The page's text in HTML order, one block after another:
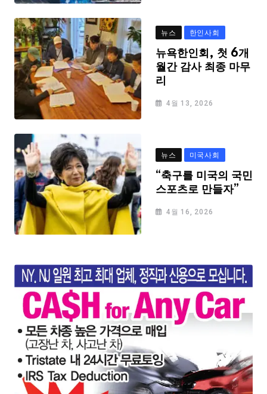
뉴스 한인사회
뉴욕한인회, 첫 6개
월간 감사 최종 마무
리
4월 13, 2026
뉴스 미국사회
“축구를 미국의 국민
스포츠로 만들자”
4월 16, 2026